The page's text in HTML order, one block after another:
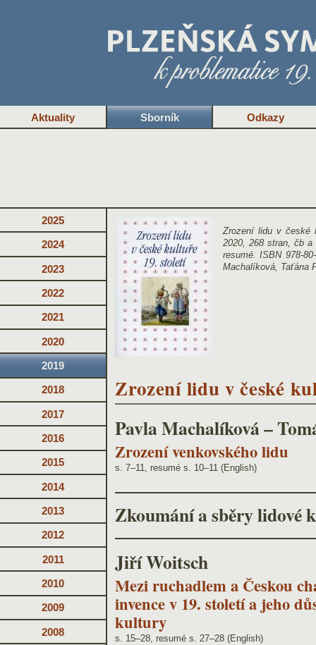
Aktuality Sborník Odkazy
2025
2024
2023
2022
2021
2020
2019
2018
2017
2016
2015
2014
2013
2012
2011
2010
2009
2008
Zrození lidu v české
2020, 268 stran, čb
resumé. ISBN 978-
Machalíková, Taťána
Zrození lidu v české
Pavla Machalíková –
Zrození venkovského lidu
s. 7–11, resumé s. 10–11 (English)
Zkoumání a sběry lidové
Jiří Woitsch
Mezi ruchadlem a Českou
invence v 19. století a jeho
kultury
s. 15–28, resumé s. 27–28 (English)